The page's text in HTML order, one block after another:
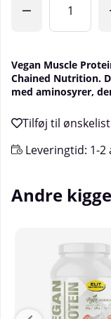
Vegan Muscle
Chained Nutrition.
med aminosyrer,
Leveringtid: 1-2
Andre